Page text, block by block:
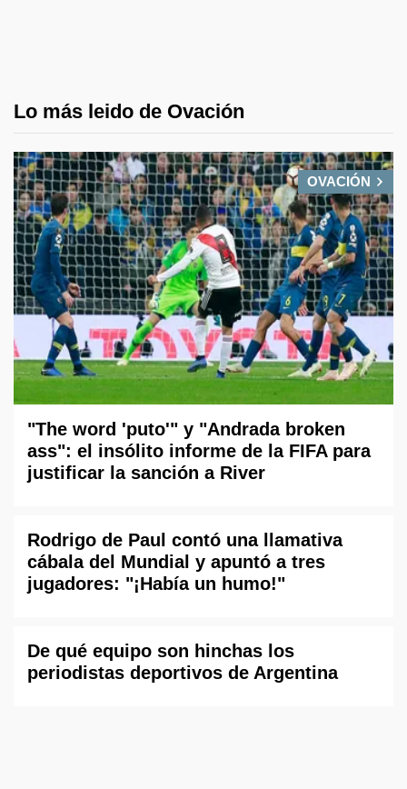
Lo más leido de Ovación
OVACIÓN
"The word 'puto'" y "Andrada broken
ass": el insólito informe de la FIFA para
justificar la sanción a River
Rodrigo de Paul contó una llamativa
cábala del Mundial y apuntó a tres
jugadores: "¡Había un humo!"
De qué equipo son hinchas los
periodistas deportivos de Argentina